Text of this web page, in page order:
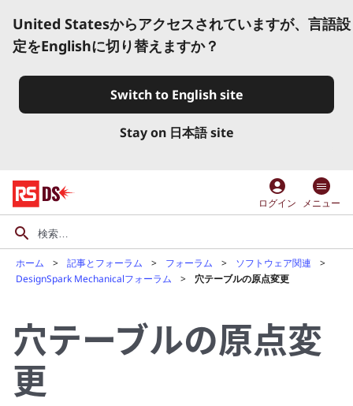
United Statesからアクセスされていますが、言語設
定をEnglishに切り替えますか？
Switch to English site
Stay on 日本語 site
account_circle
ログイン メニュー
ホーム 記事とフォーラム フォーラム
ソフトウェア関連
DesignSpark Mechanicalフォーラム
穴テーブルの原点変更
穴テーブルの原点変
更